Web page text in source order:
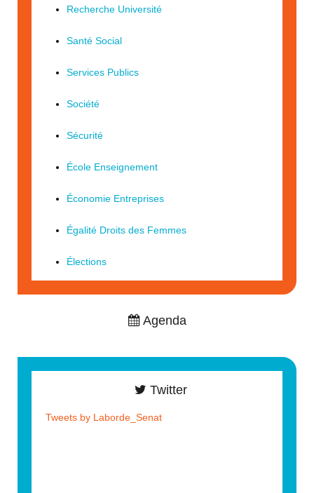
Recherche Université
Santé Social
Services Publics
Société
Sécurité
École Enseignement
Économie Entreprises
Égalité Droits des Femmes
Élections
Agenda
Twitter
Tweets by Laborde_Senat